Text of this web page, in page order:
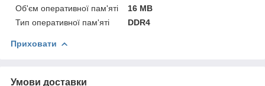
Об'єм оперативної пам'яті
16 MB
Тип оперативної пам'яті
DDR4
Приховати
Умови доставки